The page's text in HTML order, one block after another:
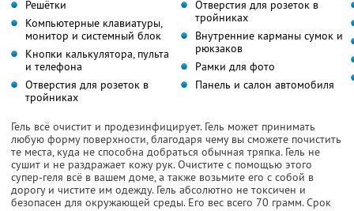
Решётки
Компьютерные клавиатуры,
монитор и системный блок
Кнопки калькулятора, пульта
и телефона
Отверстия для розеток в
тройниках
Отверстия для розеток в
тройниках
Внутренние карманы сумок и
рюкзаков
Рамки для фото
Панель и салон автомобиля
Гель всё очистит и продезинфицирует. Гель может принимать
любую форму поверхности, благодаря чему вы сможете почистить
те места, куда не способна добраться обычная тряпка. Гель не
сушит и не раздражает кожу рук. Очистите с помощью этого
супер-геля всё в вашем доме, а также возьмите его с собой в
дорогу и чистите им одежду. Гель абсолютно не токсичен и
безопасен для окружающей среды. Его вес всего 70 грамм. Срок